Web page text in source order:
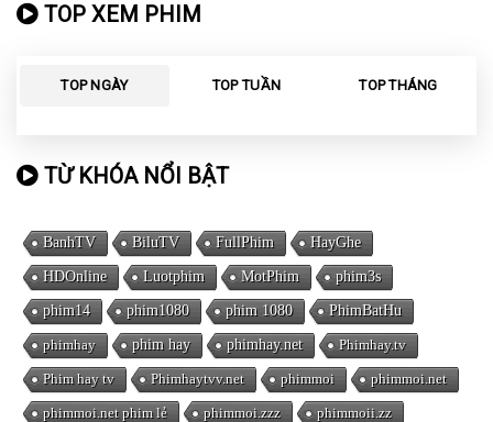
TOP XEM PHIM
TOP NGÀY TOP TUẦN TOP THÁNG
TỪ KHÓA NỔI BẬT
BanhTV BiluTV FullPhim HayGhe
HDOnline Luotphim MotPhim phim3s
phim14 phim1080 phim 1080 PhimBatHu
phimhay phim hay phimhay.net Phimhay.tv
Phim hay tv Phimhaytvv.net phimmoi phimmoi.net
phimmoi.net phim lẻ phimmoi.zzz phimmoii.zz